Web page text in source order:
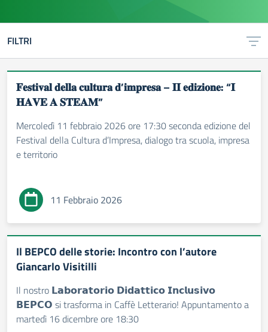
FILTRI
𝐅𝐞𝐬𝐭𝐢𝐯𝐚𝐥 𝐝𝐞𝐥𝐥𝐚 𝐜𝐮𝐥𝐭𝐮𝐫𝐚 𝐝’𝐢𝐦𝐩𝐫𝐞𝐬𝐚 – 𝐈𝐈 𝐞𝐝𝐢𝐳𝐢𝐨𝐧𝐞: “𝐈
𝐇𝐀𝐕𝐄 𝐀 𝐒𝐓𝐄𝐀𝐌”
Mercoledì 11 febbraio 2026 ore 17:30 seconda edizione del
Festival della Cultura d’Impresa, dialogo tra scuola, impresa
e territorio
11 Febbraio 2026
Il BEPCO delle storie: Incontro con l’autore
Giancarlo Visitilli
Il nostro 𝗟𝗮𝗯𝗼𝗿𝗮𝘁𝗼𝗿𝗶𝗼 𝗗𝗶𝗱𝗮𝘁𝘁𝗶𝗰𝗼 𝗜𝗻𝗰𝗹𝘂𝘀𝗶𝘃𝗼
𝗕𝗘𝗣𝗖𝗢 si trasforma in Caffè Letterario! Appuntamento a
martedì 16 dicembre ore 18:30